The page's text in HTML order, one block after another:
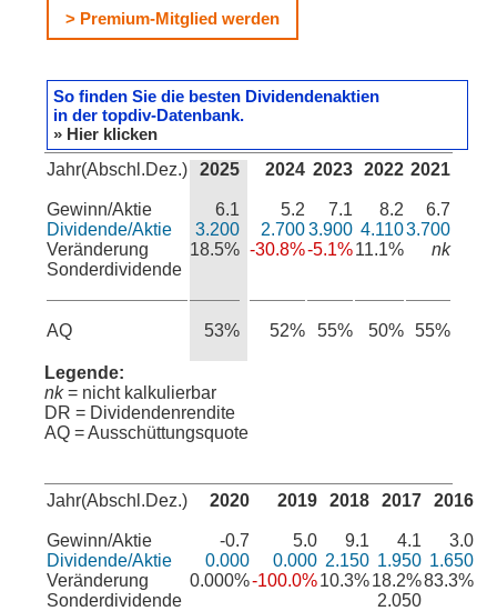
> Premium-Mitglied werden
So finden Sie die besten Dividendenaktien
in der topdiv-Datenbank.
» Hier klicken
Jahr(Abschl.Dez.)
Gewinn/Aktie
Dividende/Aktie
Veränderung
Sonderdividende
AQ
2025
6.1
3.200
18.5%
53%
2024
5.2
2.700
-30.8%
52%
2023
7.1
3.900
-5.1%
55%
2022
8.2
4.110
11.1%
50%
2021
6.7
3.700
nk
55%
Legende:
nk= nicht kalkulierbar
DR = Dividendenrendite
AQ = Ausschüttungsquote
Jahr(Abschl.Dez.)
Gewinn/Aktie
Dividende/Aktie
Veränderung
Sonderdividende
2020
-0.7
0.000
0.000%
2019
5.0
0.000
-100.0%
2018
9.1
2.150
10.3%
2017
4.1
1.950
18.2%
2.050
2016
3.0
1.650
83.3%